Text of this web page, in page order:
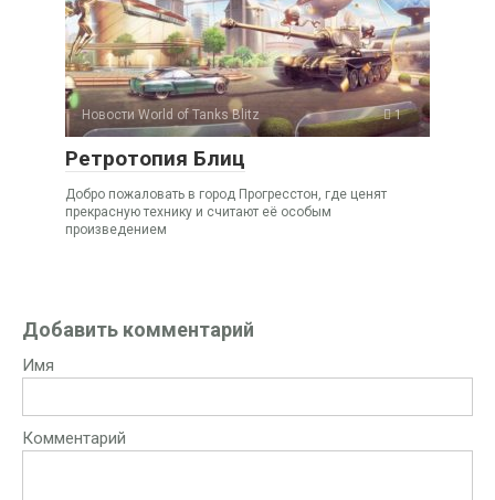
Новости World of Tanks Blitz 1
Ретротопия Блиц
Добро пожаловать в город Прогресстон, где ценят
прекрасную технику и считают её особым
произведением
Добавить комментарий
Имя
Комментарий